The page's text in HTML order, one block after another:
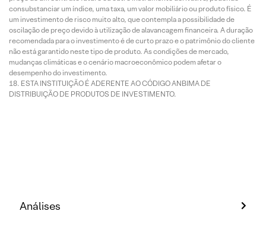
consubstanciar um índice, uma taxa, um valor mobiliário ou produto físico. É
um investimento de risco muito alto, que contempla a possibilidade de
oscilação de preço devido à utilização de alavancagem financeira. A duração
recomendada para o investimento é de curto prazo e o patrimônio do cliente
não está garantido neste tipo de produto. As condições de mercado,
mudanças climáticas e o cenário macroeconômico podem afetar o
desempenho do investimento.
ESTA INSTITUIÇÃO É ADERENTE AO CÓDIGO ANBIMA DE
DISTRIBUIÇÃO DE PRODUTOS DE INVESTIMENTO.
Análises